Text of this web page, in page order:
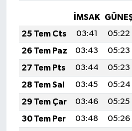
İMSAK
25 Tem Cts
03:41 05:22
26 Tem Paz
03:43 05:23
27 Tem Pts
03:44 05:23
28 Tem Sal
03:45 05:24
29 Tem Çar
03:46 05:25
30 Tem Per
03:48 05:26